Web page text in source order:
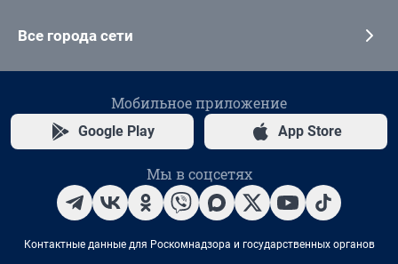
Все города сети
Мобильное приложение
Google Play App Store
Мы в соцсетях
Контактные данные для Роскомнадзора и государственных органов